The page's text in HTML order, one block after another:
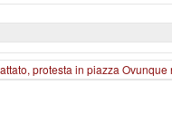
protesta in piazza Ovunque